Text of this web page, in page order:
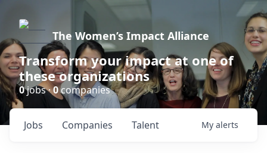
The Women’s Impact Alliance
Transform your impact at one of
these organizations
0jobs ·0companies
Jobs Companies Talent My alerts